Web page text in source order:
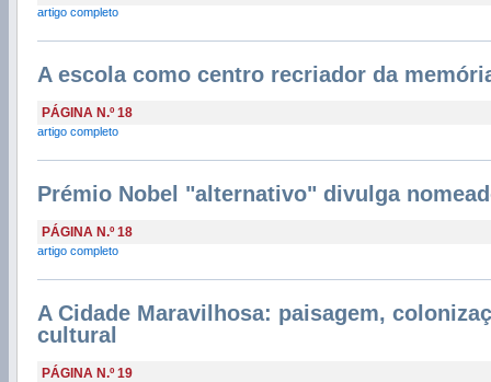
artigo completo
A escola como centro recriador da
PÁGINA N.º 18
artigo completo
Prémio Nobel "alternativo" divulga
PÁGINA N.º 18
artigo completo
A Cidade Maravilhosa: paisagem,
cultural
PÁGINA N.º 19